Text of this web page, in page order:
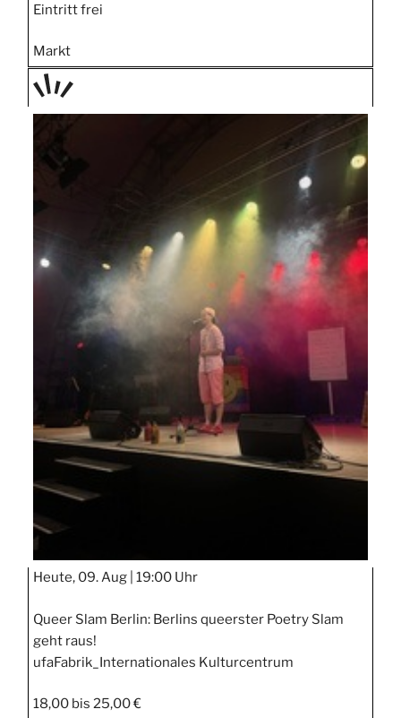
Eintritt frei
Markt
TAGE
Heute, 09. Aug | 19:00 Uhr
Queer Slam Berlin: Berlins queerster Poetry Slam
geht raus!
ufaFabrik_Internationales Kulturcentrum
18,00 bis 25,00 €